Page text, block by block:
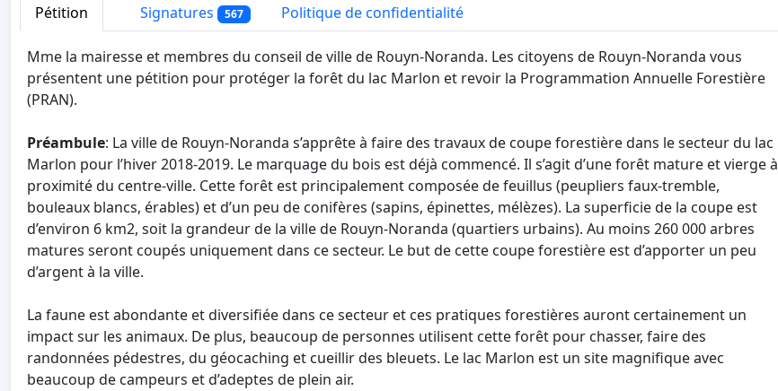
Pétition Signatures 567 Politique de confidentialité
Mme la mairesse et membres du conseil de ville de Rouyn-Noranda. Les citoyens de Rouyn-Noranda vous
présentent une pétition pour protéger la forêt du lac Marlon et revoir la Programmation Annuelle Forestière
(PRAN).
Préambule: La ville de Rouyn-Noranda s’apprête à faire des travaux de coupe forestière dans le secteur du lac
Marlon pour l’hiver 2018-2019. Le marquage du bois est déjà commencé. Il s’agit d’une forêt mature et vierge à
proximité du centre-ville. Cette forêt est principalement composée de feuillus (peupliers faux-tremble,
bouleaux blancs, érables) et d’un peu de conifères (sapins, épinettes, mélèzes). La superficie de la coupe est
d’environ 6 km2, soit la grandeur de la ville de Rouyn-Noranda (quartiers urbains). Au moins 260 000 arbres
matures seront coupés uniquement dans ce secteur. Le but de cette coupe forestière est d’apporter un peu
d’argent à la ville.
La faune est abondante et diversifiée dans ce secteur et ces pratiques forestières auront certainement un
impact sur les animaux. De plus, beaucoup de personnes utilisent cette forêt pour chasser, faire des
randonnées pédestres, du géocaching et cueillir des bleuets. Le lac Marlon est un site magnifique avec
beaucoup de campeurs et d’adeptes de plein air.